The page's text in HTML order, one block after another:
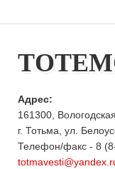
Адрес:
161300,
г. Тотьма, ул.
Телефон/факс - 8